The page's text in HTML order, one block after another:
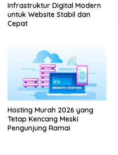
Infrastruktur Digital Modern
untuk Website Stabil dan
Cepat
Hosting Murah 2026 yang
Tetap Kencang Meski
Pengunjung Ramai